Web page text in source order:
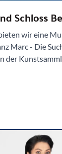
Schloss
wir eine
Marc - Die
der